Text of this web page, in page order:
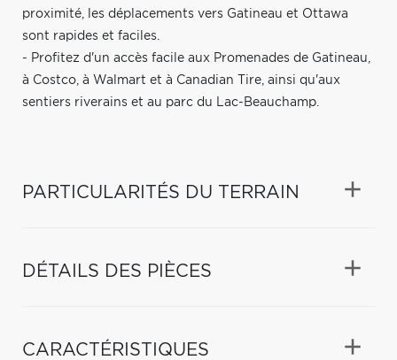
proximité, les déplacements vers Gatineau et Ottawa
sont rapides et faciles.
- Profitez d'un accès facile aux Promenades de Gatineau,
à Costco, à Walmart et à Canadian Tire, ainsi qu'aux
sentiers riverains et au parc du Lac-Beauchamp.
PARTICULARITÉS DU TERRAIN
DÉTAILS DES PIÈCES
CARACTÉRISTIQUES